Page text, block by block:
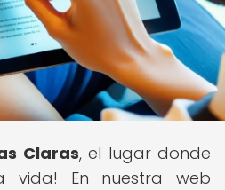
Claras, el lugar donde
vida! En nuestra web